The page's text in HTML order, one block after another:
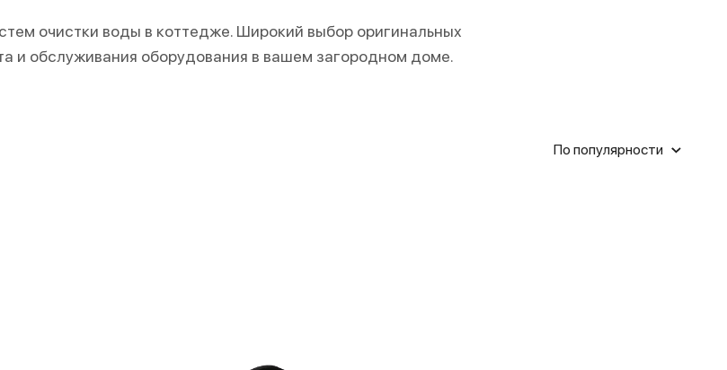
очистки воды в коттедже. Широкий выбор оригинальных
и обслуживания оборудования в вашем загородном доме.
По популярности